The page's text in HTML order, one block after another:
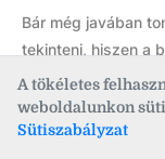
A tökéletes
weboldalunkon
Sütiszabályzat
Bár még javában
tekinteni, hiszen a
karnyújtásnyira van
Design Bababolt